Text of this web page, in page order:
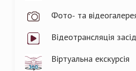
Фото- та
Відеотрансляція
Віртуальна екскурсія